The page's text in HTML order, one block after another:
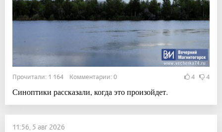
Прочитали: 1 164 Комментарии: 0 4 4
Синоптики рассказали, когда это произойдет.
11:56, 5 авг 2026